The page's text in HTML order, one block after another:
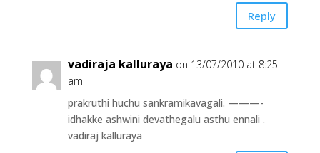
Reply
vadiraja kalluraya on 13/07/2010 at 8:25
am
prakruthi huchu sankramikavagali. ———-
idhakke ashwini devathegalu asthu ennali .
vadiraj kalluraya